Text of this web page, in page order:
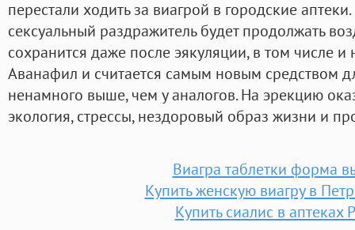
перестали ходить за виагрой в городские
сексуальный раздражитель будет продолжать
сохранится даже после эякуляции, в том числе и
Аванафил и считается самым новым средством
ненамного выше, чем у аналогов. На эрекцию
экология, стрессы, нездоровый образ жизни и
Виагра таблетки форма
Купить женскую виагру в
Купить сиалис в аптеках